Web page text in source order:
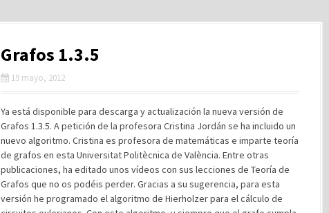
Grafos 1.3.5
19 mayo, 2012
Ya está disponible para descarga y actualización la nueva versión de
Grafos 1.3.5. A petición de la profesora Cristina Jordán se ha incluido un
nuevo algoritmo. Cristina es profesora de matemáticas e imparte teoría
de grafos en esta Universitat Politècnica de València. Entre otras
publicaciones, ha editado unos vídeos con sus lecciones de Teoría de
Grafos que no os podéis perder. Gracias a su sugerencia, para esta
versión he programado el algoritmo de Hierholzer para el cálculo de